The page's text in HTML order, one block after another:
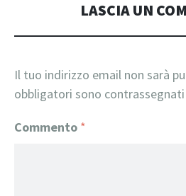
LASCIA UN
Il tuo indirizzo email non sarà
obbligatori sono contrassegnati
Commento *